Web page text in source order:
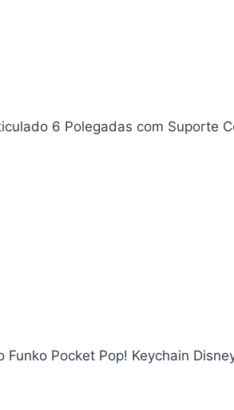
6 Polegadas com Suporte
Pocket Pop! Keychain